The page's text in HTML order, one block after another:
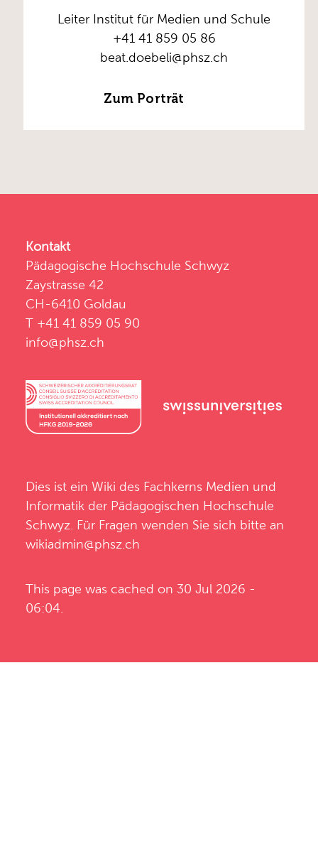
Leiter Institut für Medien und Schule
+41 41 859 05 86
beat.doebeli@phsz.ch
Zum Porträt
Kontakt
Pädagogische Hochschule Schwyz
Zaystrasse 42
CH-6410 Goldau
T +41 41 859 05 90
info@phsz.ch
Dies ist ein Wiki des Fachkerns Medien und
Informatik der Pädagogischen Hochschule
Schwyz . Für Fragen wenden Sie sich bitte an
wikiadmin@phsz.ch
This page was cached on 30 Jul 2026 -
06:04.